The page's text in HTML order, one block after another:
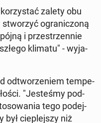
zalety obu
stwo­rzyć ogra­ni­czo­ną
i prze­strzen­nie
klimatu" - wy­ja­
od­two­rze­niem tem­pe­
"Je­ste­śmy pod­
tego po­dej­
był cie­plej­szy niż